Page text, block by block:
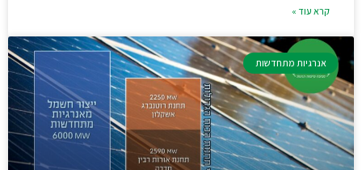
קרא עוד »
אנרגיות מתחדשות